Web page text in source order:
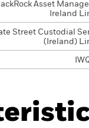
Asset
Ireland
Street Custodial
(Ireland)